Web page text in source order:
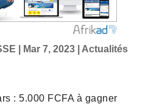
Mar 7, 2023 Actualités
: 5.000 FCFA à gagner